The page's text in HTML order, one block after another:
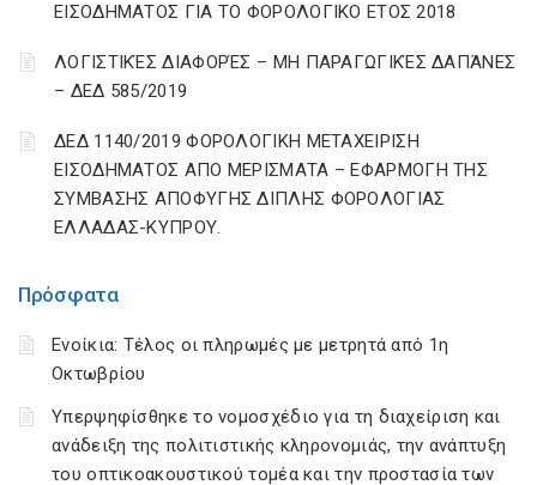
Πρόσφατα
Ενοίκια: Τέλος οι πληρωμές με μετρητά από 1η
Οκτωβρίου
Υπερψηφίσθηκε το νομοσχέδιο για τη διαχείριση και
ανάδειξη της πολιτιστικής κληρονομιάς, την ανάπτυξη
του οπτικοακουστικού τομέα και την προστασία των
ΕΙΣΟΔΗΜΑΤΟΣ ΓΙΑ ΤΟ ΦΟΡΟΛΟΓΙΚΟ ΕΤΟΣ 2018
ΛΟΓΙΣΤΙΚΈΣ ΔΙΑΦΟΡΈΣ – ΜΗ ΠΑΡΑΓΩΓΙΚΈΣ ΔΑΠΆΝΕΣ
– ΔΕΔ 585/2019
ΔΕΔ 1140/2019 ΦΟΡΟΛΟΓΙΚΗ ΜΕΤΑΧΕΙΡΙΣΗ
ΕΙΣΟΔΗΜΑΤΟΣ ΑΠΟ ΜΕΡΙΣΜΑΤΑ – ΕΦΑΡΜΟΓΗ ΤΗΣ
ΣΥΜΒΑΣΗΣ ΑΠΟΦΥΓΗΣ ΔΙΠΛΗΣ ΦΟΡΟΛΟΓΙΑΣ
ΕΛΛΑΔΑΣ-ΚΥΠΡΟΥ.